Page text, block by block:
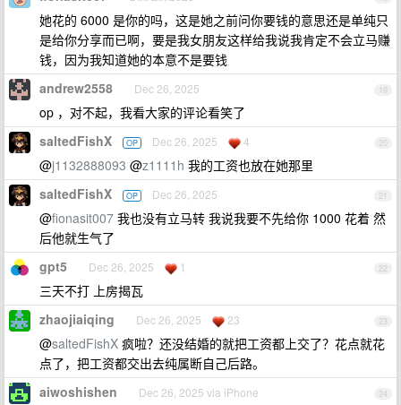
她花的 6000 是你的吗，这是她之前问你要钱的意思还是单纯只
是给你分享而已啊，要是我女朋友这样给我说我肯定不会立马赚
钱，因为我知道她的本意不是要钱
19
andrew2558 Dec 26, 2025
op ，对不起，我看大家的评论看笑了
20
saltedFishX OP Dec 26, 2025 4
@j1132888093 @z1111h 我的工资也放在她那里
21
saltedFishX OP Dec 26, 2025
@fionasit007 我也没有立马转 我说我要不先给你 1000 花着 然
后他就生气了
22
gpt5 Dec 26, 2025 1
三天不打 上房揭瓦
23
zhaojiaiqing Dec 26, 2025 23
@saltedFishX 疯啦？还没结婚的就把工资都上交了？花点就花
点了，把工资都交出去纯属断自己后路。
24
aiwoshishen Dec 26, 2025 via iPhone